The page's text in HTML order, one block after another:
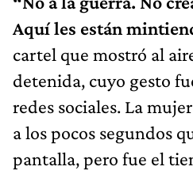
Aquí les están
cartel que mostró al
detenida, cuyo gesto
redes sociales. La
a los pocos segundos
pantalla, pero fue el